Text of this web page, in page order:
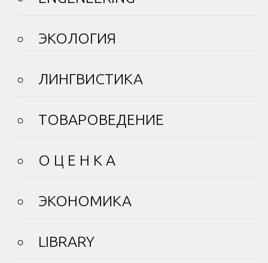
ЭКОЛОГИЯ
ЛИНГВИСТИКА
ТОВАРОВЕДЕНИЕ
О Ц Е Н К А
ЭКОНОМИКА
LIBRARY